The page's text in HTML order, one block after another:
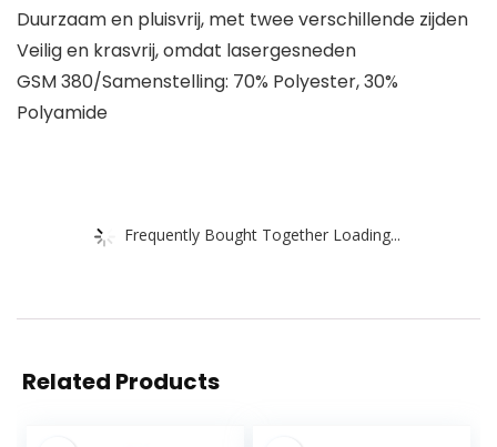
Duurzaam en pluisvrij, met twee verschillende zijden
Veilig en krasvrij, omdat lasergesneden
GSM 380/Samenstelling: 70% Polyester, 30%
Polyamide
Frequently Bought Together Loading...
Related Products